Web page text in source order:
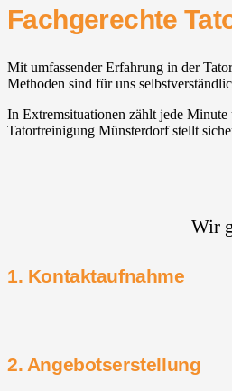
Fachgerechte
Mit umfassender Erfahrung in der
Methoden sind für uns
In Extremsituationen zählt jede Minute
Tatortreinigung Münsterdorf stellt
Wir
1. Kontaktaufnahme
2. Angebotserstellung